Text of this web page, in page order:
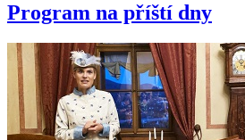
Program na příští dny